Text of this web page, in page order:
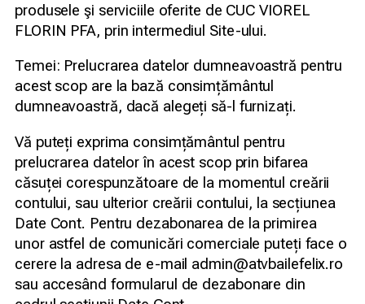
produsele şi serviciile oferite de CUC VIOREL
FLORIN PFA, prin intermediul Site-ului.
Temei: Prelucrarea datelor dumneavoastră pentru
acest scop are la bază consimțământul
dumneavoastră, dacă alegeți să-l furnizați.
Vă puteți exprima consimțământul pentru
prelucrarea datelor în acest scop prin bifarea
căsuței corespunzătoare de la momentul creării
contului, sau ulterior creării contului, la secțiunea
Date Cont. Pentru dezabonarea de la primirea
unor astfel de comunicări comerciale puteți face o
cerere la adresa de e-mail admin@atvbailefelix.ro
sau accesând formularul de dezabonare din